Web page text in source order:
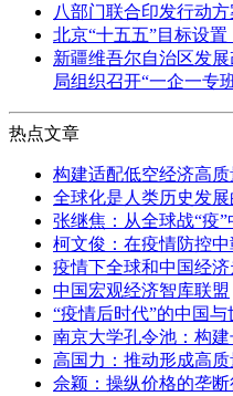
八部门联合印发行动
北京“十五五”目标设置
新疆维吾尔自治区发
局组织召开“一企一专
热点文章
构建适配低空经济高
全球化是人类历史发
张继焦：从全球战“疫
柯文俊：在疫情防控
疫情下全球和中国经
中国宏观经济智库联盟
“疫情后时代”的中国与
南京大学孔令池：构
高国力：推动形成高
佘颖：操纵价格的垄